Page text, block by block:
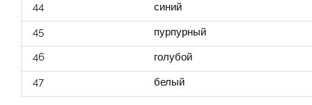
44
синий
45
пурпурный
46
голубой
47
белый